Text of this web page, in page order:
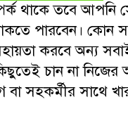
থাকে তবে আপনি
পারবেন। কোন
করবে অন্য
চান না নিজের
সহকর্মীর সাথে